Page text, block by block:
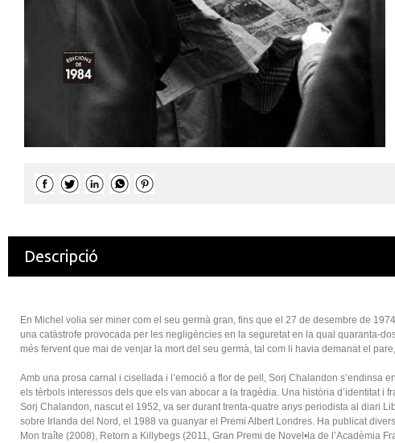
Descripció
En Michel volia ser miner com el seu germà gran, fins que el 27 de desembre de
una catàstrofe provocada per les negligències en la seguretat en la qual quaranta-
més fervent que mai de venjar la mort del seu germà, tal com li havia demanat el
Amb una prosa carnal i cisellada i l’emoció a flor de pell, Sorj Chalandon s’endinsa
els tèrbols interessos dels que els van abocar a la tragèdia. Una història d’identitat
Sorj Chalandon, nascut el 1952, va ser durant trenta-quatre anys periodista al diari
sobre Irlanda del Nord, el 1988 va guanyar el Premi Albert Londres. Ha publicat
Mon traîte (2008), Retorn a Killybegs (2011, Gran Premi de Novel•la de l’Acadèmia